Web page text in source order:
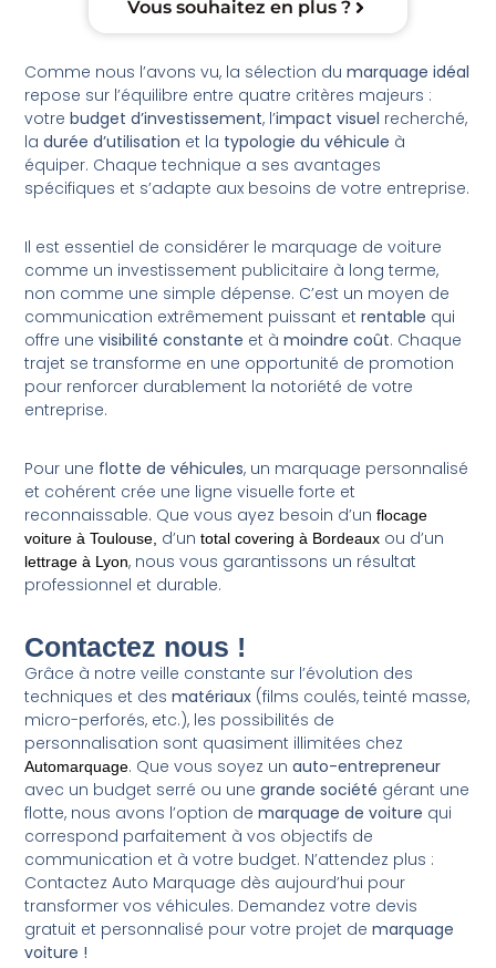
Vous souhaitez en plus ?
Comme nous l’avons vu, la sélection dumarquage idéal
repose sur l’équilibre entre quatre critères majeurs :
votrebudget d’investissement, l’impact visuel recherché,
ladurée d’utilisation et la typologie du véhicule à
équiper. Chaque technique a ses avantages
spécifiques et s’adapte aux besoins de votre entreprise.
Il est essentiel de considérer le marquage de voiture
comme un investissement publicitaire à long terme,
non comme une simple dépense. C’est un moyen de
communication extrêmement puissant etrentable qui
offre unevisibilité constante et àmoindre coût. Chaque
trajet se transforme en une opportunité de promotion
pour renforcer durablement la notoriété de votre
entreprise.
Pour une flotte de véhicules, un marquage personnalisé
et cohérent crée une ligne visuelle forte et
reconnaissable. Que vous ayez besoin d’unflocage
voiture à Toulouse d’untotal covering à Bordeaux ou d’un
lettrage à Lyon, nous vous garantissons un résultat
professionnel et durable.
Contactez nous !
Grâce à notre veille constante sur l’évolution des
techniques et desmatériaux (films coulés, teinté masse,
micro-perforés, etc.), les possibilités de
personnalisation sont quasiment illimitées chez
Automarquage. Que vous soyez unauto-entrepreneur
avec un budget serré ou unegrande société gérant une
flotte, nous avons l’option demarquage de voiture qui
correspond parfaitement à vos objectifs de
communication et à votre budget. N’attendez plus :
Contactez Auto Marquage dès aujourd’hui pour
transformer vos véhicules. Demandez votre devis
gratuit et personnalisé pour votre projet de marquage
voiture !